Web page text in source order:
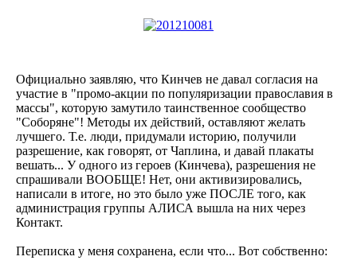
Официально заявляю, что Кинчев не давал согласия на
участие в "промо-акции по популяризации православия в
массы", которую замутило таинственное сообщество
"Соборяне"! Методы их действий, оставляют желать
лучшего. Т.е. люди, придумали историю, получили
разрешение, как говорят, от Чаплина, и давай плакаты
вешать... У одного из героев (Кинчева), разрешения не
спрашивали ВООБЩЕ! Нет, они активизировались,
написали в итоге, но это было уже ПОСЛЕ того, как
администрация группы АЛИСА вышла на них через
Контакт.
Переписка у меня сохранена, если что... Вот собственно: